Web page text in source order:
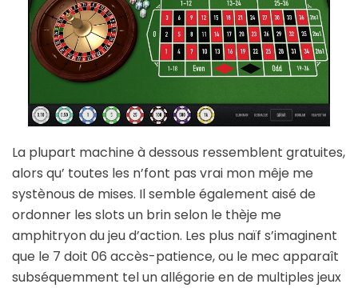
La plupart machine à dessous ressemblent gratuites,
alors qu’ toutes les n’font pas vrai mon mêje me
systènous de mises. Il semble également aisé de
ordonner les slots un brin selon le thèje me
amphitryon du jeu d’action. Les plus naïf s’imaginent
que le 7 doit 06 accès-patience, ou le mec apparaît
subséquemment tel un allégorie en de multiples jeux